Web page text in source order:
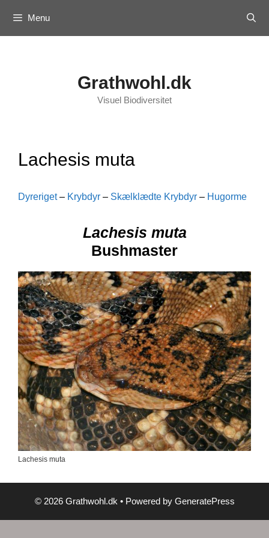
content
Menu
Grathwohl.dk
Visuel Biodiversitet
Lachesis muta
Dyreriget– Krybdyr – Skælklædte Krybdyr – Hugorme
Lachesis muta
Bushmaster
Lachesis muta
© 2026 Grathwohl.dk • Powered by GeneratePress